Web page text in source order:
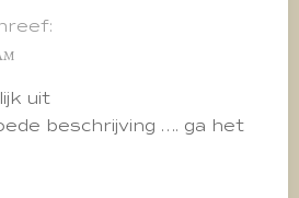
uit
beschrijving …. ga het